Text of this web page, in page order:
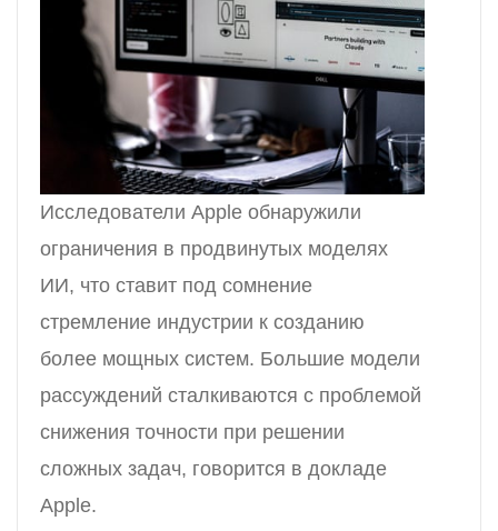
Исследователи Apple обнаружили
ограничения в продвинутых моделях
ИИ, что ставит под сомнение
стремление индустрии к созданию
более мощных систем. Большие модели
рассуждений сталкиваются с проблемой
снижения точности при решении
сложных задач, говорится в докладе
Apple.